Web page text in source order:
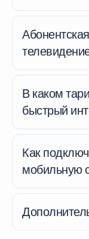
В каком
быстрый
Как
мобильную